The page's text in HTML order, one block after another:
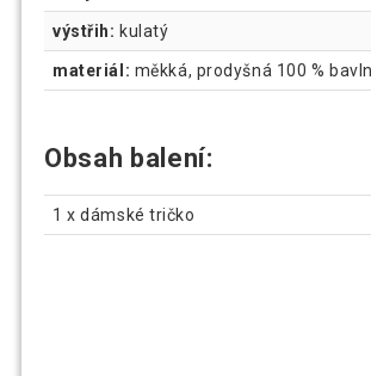
výstřih: kulatý
materiál: měkká, prodyšná 100 %
Obsah balení:
1 x dámské tričko